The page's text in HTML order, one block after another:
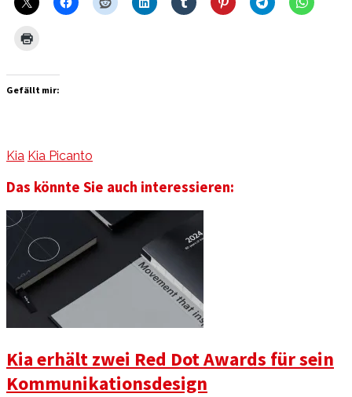
Gefällt mir:
Kia Kia Picanto
Das könnte Sie auch interessieren:
Kia erhält zwei Red Dot Awards für sein
Kommunikationsdesign